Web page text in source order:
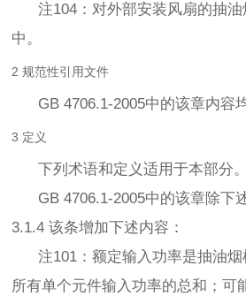
注104：对外部安装风扇的抽油
中。
2 规范性引用文件
GB 4706.1-2005中的该章内容均
3 定义
下列术语和定义适用于本部分。
GB 4706.1-2005中的该章除下述
3.1.4 该条增加下述内容：
注101：额定输入功率是抽油烟
所有单个元件输入功率的总和；可